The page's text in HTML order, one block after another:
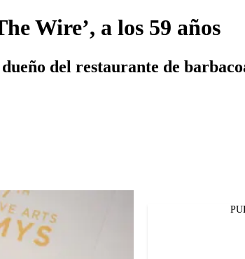
Wire’, a los 59 años
del restaurante de